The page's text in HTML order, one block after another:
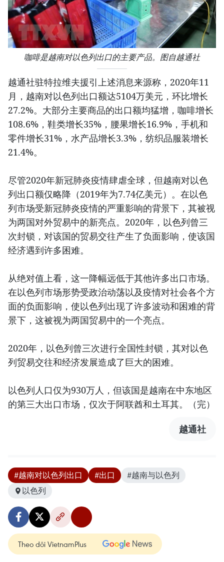
咖啡是越南对以色列出口的主要产品。图自越通社
越通社驻特拉维夫援引上述消息来源称，2020年11
月，越南对以色列出口额达5104万美元，环比增长
27.2%。大部分主要商品的出口额均猛增，咖啡增长
108.6%，鞋类增长35%，腰果增长16.9%，手机和
零件增长31%，水产品增长3.3%，纺织品服装增长
21.4%。
尽管2020年新冠肺炎疫情肆虐全球，但越南对以色
列出口额仅略降（2019年为7.74亿美元）。在以色
列市场受新冠肺炎疫情的严重影响的背景下，其被视
为两国对外贸易中的新亮点。2020年，以色列曾三
次封锁，对该国的贸易交往产生了负面影响，使该国
经济遇到许多困难。
从绝对值上看，这一降幅远低于其他许多出口市场。
在以色列市场形势受政治动荡以及疫情对社会各个方
面的负面影响，使以色列出现了许多波动和困难的背
景下，这被视为两国贸易中的一个亮点。
2020年，以色列曾三次进行全国性封锁，其对以色
列贸易交往和经济发展造成了巨大的困难。
以色列人口仅为930万人，但该国是越南在中东地区
的第三大出口市场，仅次于阿联酋和土耳其。（完）
越通社
#越南对以色列出口 #出口
#越南与以色列
以色列
Theo dõi VietnamPlus